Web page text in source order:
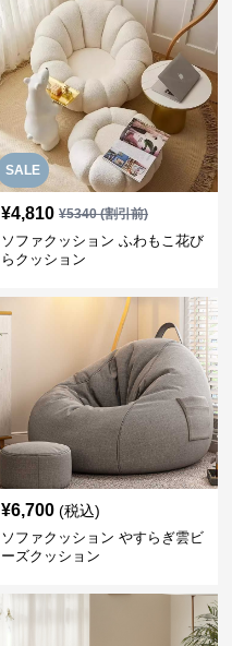
SALE
¥4,810 ¥5340(割引前)
ソファクッション ふわもこ花び
らクッション
¥6,700 (税込)
ソファクッション やすらぎ雲ビ
ーズクッション